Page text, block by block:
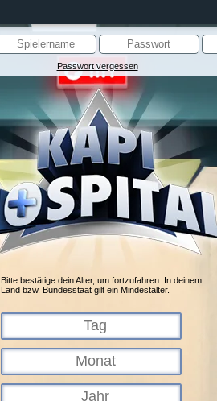
Passwort vergessen
Bitte bestätige dein Alter, um fortzufahren. In deinem
Land bzw. Bundesstaat gilt ein Mindestalter.